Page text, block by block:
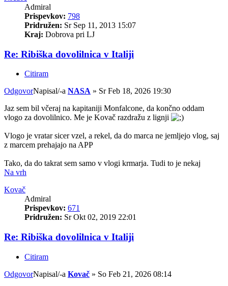
Admiral
Prispevkov: 798
Pridružen: Sr Sep 11, 2013 15:07
Kraj: Dobrova pri LJ
Re: Ribiška dovolilnica v Italiji
Citiram
OdgovorNapisal/-a NASA » Sr Feb 18, 2026 19:30
Jaz sem bil včeraj na kapitaniji Monfalcone, da končno oddam
vlogo za dovolilnico. Me je Kovač razdražu z lignji
Vlogo je vratar sicer vzel, a rekel, da do marca ne jemljejo vlog, saj
z marcem prehajajo na APP
Tako, da do takrat sem samo v vlogi krmarja. Tudi to je nekaj
Na vrh
Kovač
Admiral
Prispevkov: 671
Pridružen: Sr Okt 02, 2019 22:01
Re: Ribiška dovolilnica v Italiji
Citiram
OdgovorNapisal/-a Kovač » So Feb 21, 2026 08:14